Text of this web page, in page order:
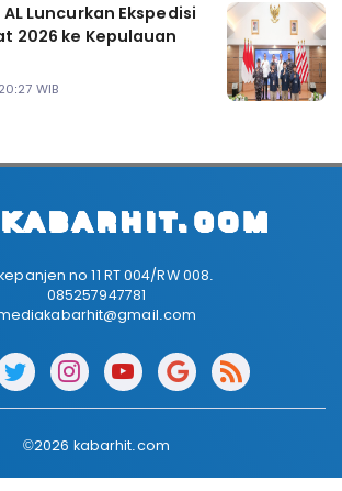
Luncurkan Ekspedisi
2026 ke Kepulauan
WIB
no 11 RT 004/RW 008.
085257947781
©2026 kabarhit.com